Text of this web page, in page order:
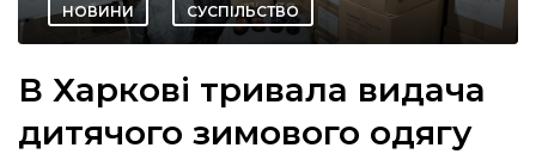
НОВИНИ СУСПІЛЬСТВО
В Харкові тривала видача
дитячого зимового одягу